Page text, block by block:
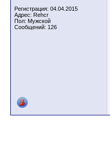
Регистрация: 04.04.2015
Адрес: Rehcr
Пол: Мужской
Сообщений: 126